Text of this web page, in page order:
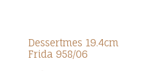
Dessertmes 19.4cm
Frida 958/06